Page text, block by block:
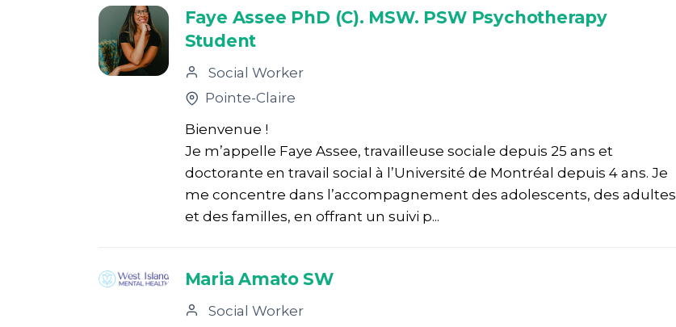
Faye Assee PhD (C). MSW. PSW Psychotherapy
Student
Social Worker
Pointe-Claire
Bienvenue !
Je m’appelle Faye Assee, travailleuse sociale depuis 25 ans et
doctorante en travail social à l’Université de Montréal depuis 4 ans. Je
me concentre dans l’accompagnement des adolescents, des adultes
et des familles, en offrant un suivi p...
Maria Amato SW
Social Worker